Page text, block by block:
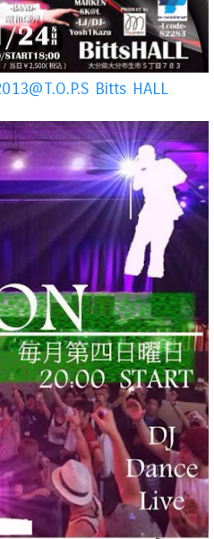
Bitts HALL